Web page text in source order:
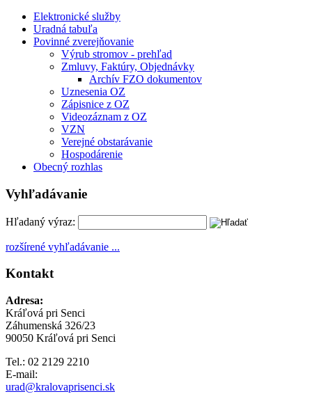
Elektronické služby
Uradná tabuľa
Povinné zverejňovanie
Výrub stromov - prehľad
Zmluvy, Faktúry, Objednávky
Archív FZO dokumentov
Uznesenia OZ
Zápisnice z OZ
Videozáznam z OZ
VZN
Verejné obstarávanie
Hospodárenie
Obecný rozhlas
Vyhľadávanie
Hľadaný výraz:
rozšírené vyhľadávanie ...
Kontakt
Adresa:
Kráľová pri Senci
Záhumenská 326/23
90050 Kráľová pri Senci
Tel.: 02 2129 2210
E-mail:
urad@kralovaprisenci.sk